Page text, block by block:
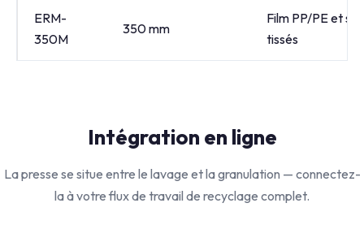
ERM-
350M
350 mm
Film PP/PE et
tissés
Intégration en ligne
La presse se situe entre le lavage et la granulation — connectez-
la à votre flux de travail de recyclage complet.